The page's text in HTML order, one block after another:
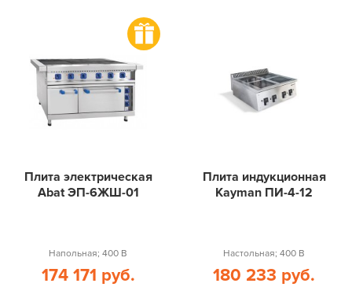
Плита электрическая
Abat ЭП-6ЖШ-01
Напольная; 400 В
174 171 руб.
Плита индукционная
Kayman ПИ-4-12
Настольная; 400 В
180 233 руб.